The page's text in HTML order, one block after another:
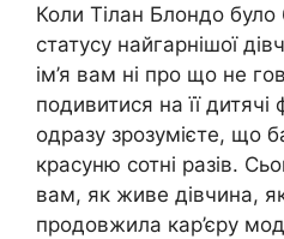
Коли Тілан Блондо було
статусу найгарнішої
ім’я вам ні про що не
подивитися на її дитячі
одразу зрозумієте, що
красуню сотні разів.
вам, як живе дівчина,
продовжила кар’єру